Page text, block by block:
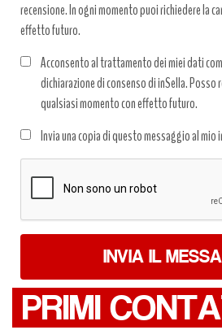
recensione. In ogni momento puoi richiedere la
effetto futuro.
Acconsento al trattamento dei miei dati
dichiarazione di consenso di inSella. Posso
qualsiasi momento con effetto futuro.
dati
*
Invia una copia di questo messaggio al mio
INVIA IL
PRIMI